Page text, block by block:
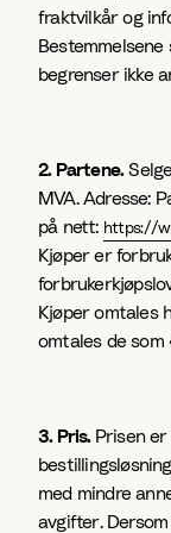
fraktvilkår og
begrenser ikke
2. Partene.
MVA. Adresse:
på nett: https://
Kjøper er
Kjøper omtales
omtales de som
3. Pris. Prisen
med mindre
avgifter.